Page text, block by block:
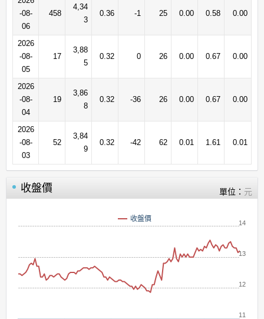
-08-
06
458
4,34
3
0.36 -1 25 0.00 0.58 0.00
2026
-08-
05
17
3,88
5
0.32 0 26 0.00 0.67 0.00
2026
-08-
04
19
3,86
8
0.32 -36 26 0.00 0.67 0.00
2026
-08-
03
52
3,84
9
0.32 -42 62 0.01 1.61 0.01
收盤價 單位： 元
收盤價
12
13
14
11